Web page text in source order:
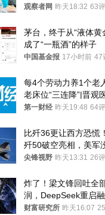
就别看
观察者网 昨天18:32 63
茅台，终于从“液体黄
成了“一瓶酒”的样子
中国基金报 17小时前 47
每4个劳动力养1个老
老床位“三连降”|晋观
第一财经 昨天19:48 64
比歼36更让西方恐慌
歼50破空亮相，美军
的技术被拿下
尖锋视野 昨天13:31 26
炸了！梁文锋回吐全
润，DeepSeek重启
财富研究所 昨天16:07